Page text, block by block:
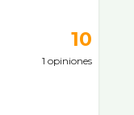
10
1 opiniones